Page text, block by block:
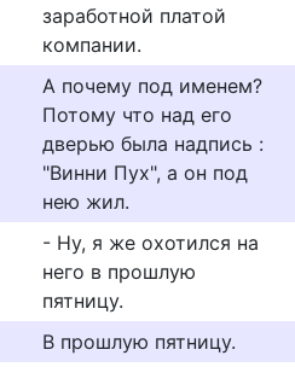
заработной платой
компании.
А почему под именем?
Потому что над его
дверью была надпись :
"Винни Пух", а он под
нею жил.
- Ну, я же охотился на
него в прошлую
пятницу.
В прошлую пятницу.